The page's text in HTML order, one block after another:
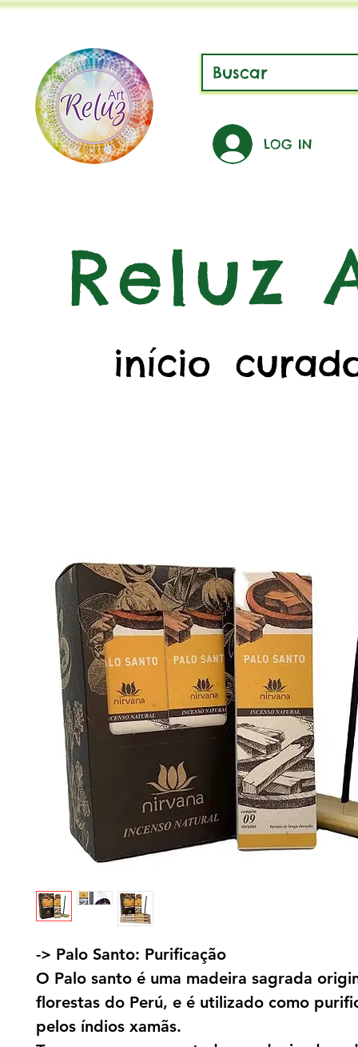
LOG IN
Reluz
início
-> Palo Santo: Purificação
O Palo santo é uma madeira sagrada
florestas do Perú, e é utilizado como
pelos índios xamãs.